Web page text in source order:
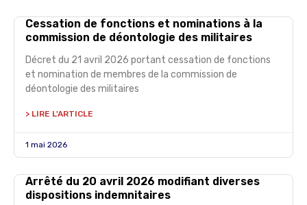
Cessation de fonctions et nominations à la
commission de déontologie des militaires
Décret du 21 avril 2026 portant cessation de fonctions
et nomination de membres de la commission de
déontologie des militaires
> LIRE L'ARTICLE
1 mai 2026
Arrêté du 20 avril 2026 modifiant diverses
dispositions indemnitaires